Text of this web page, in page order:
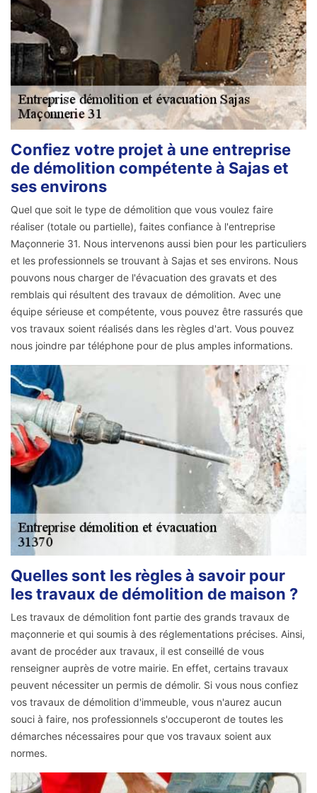
Confiez votre projet à une entreprise
de démolition compétente à Sajas et
ses environs
Quel que soit le type de démolition que vous voulez faire
réaliser (totale ou partielle), faites confiance à l'entreprise
Maçonnerie 31. Nous intervenons aussi bien pour les particuliers
et les professionnels se trouvant à Sajas et ses environs. Nous
pouvons nous charger de l'évacuation des gravats et des
remblais qui résultent des travaux de démolition. Avec une
équipe sérieuse et compétente, vous pouvez être rassurés que
vos travaux soient réalisés dans les règles d'art. Vous pouvez
nous joindre par téléphone pour de plus amples informations.
Quelles sont les règles à savoir pour
les travaux de démolition de maison ?
Les travaux de démolition font partie des grands travaux de
maçonnerie et qui soumis à des réglementations précises. Ainsi,
avant de procéder aux travaux, il est conseillé de vous
renseigner auprès de votre mairie. En effet, certains travaux
peuvent nécessiter un permis de démolir. Si vous nous confiez
vos travaux de démolition d'immeuble, vous n'aurez aucun
souci à faire, nos professionnels s'occuperont de toutes les
démarches nécessaires pour que vos travaux soient aux
normes.